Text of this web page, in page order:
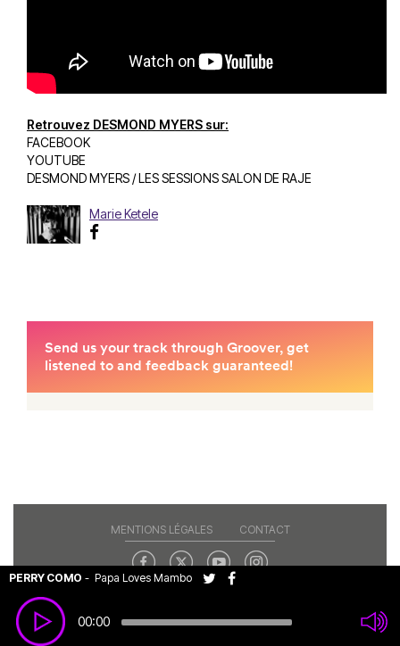
Retrouvez DESMOND MYERS sur:
FACEBOOK
YOUTUBE
DESMOND MYERS / LES SESSIONS SALON DE RAJE
Marie Ketele
00:00
PERRY COMO - Papa Loves Mambo
MENTIONS LÉGALES CONTACT